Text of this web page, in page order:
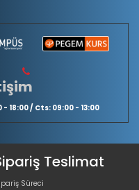
/ Cts: 09:00 - 13:00
Teslimat
Süreci